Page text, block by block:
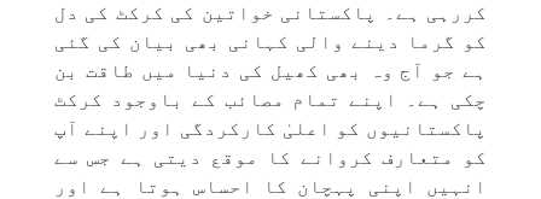
کررہی ہے۔ پاکستانی خواتین کی کرکٹ کی دل
کو گرما دینے والی کہانی بھی بیان کی گئی
ہے جو آج وہ بھی کھیل کی دنیا میں طاقت بن
چکی ہے۔ اپنے تمام مصائب کے باوجود کرکٹ
پاکستانیوں کو اعلیٰ کارکردگی اور اپنے آپ
کو متعارف کروانے کا موقع دیتی ہے جس سے
انہیں اپنی پہچان کا احساس ہوتا ہے اور